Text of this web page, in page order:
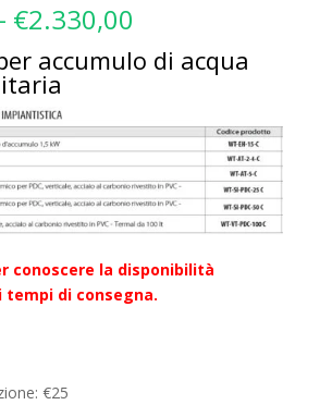
- €2.330,00
prezzo:
€350,00
a
€2.330,00
accumulo di acqua
conoscere la disponibilità
tempi di consegna.
€25